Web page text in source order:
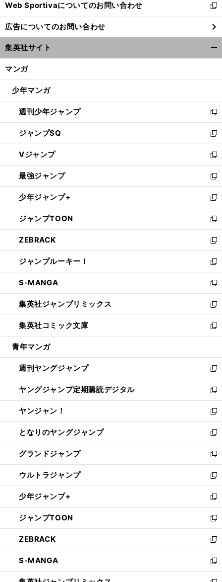
く
Web Sportivaについてのお問い合わせ
新
し
い
ウ
ィ
ン
ウ
開
く
広告についてのお問い合わせ
集英社サイト
マンガ
少年マンガ
週刊少年ジャンプ
新
し
い
ウ
ィ
ン
ド
ウ
で
開
く
ジャンプSQ
新
し
い
ウ
ィ
ン
ド
ウ
で
開
く
Vジャンプ
新
し
い
ウ
ィ
ン
ド
ウ
で
開
く
最強ジャンプ
新
し
い
ウ
ィ
ン
ド
ウ
で
開
く
少年ジャンプ+
新
し
い
ウ
ィ
ン
ド
ウ
で
開
く
ジャンプTOON
新
し
い
ウ
ィ
ン
ド
ウ
で
開
く
ZEBRACK
新
し
い
ウ
ィ
ン
ド
ウ
で
開
ジャンプルーキー！
新
し
い
ウ
ィ
ン
ド
ウ
開
く
S-MANGA
新
し
い
ウ
ィ
ン
ウ
で
開
く
集英社ジャンプリミックス
新
し
い
ウ
ン
ド
ウ
で
開
く
集英社コミック文庫
新
し
ウ
ィ
ン
ド
ウ
で
開
く
青年マンガ
週刊ヤングジャンプ
新
し
い
ウ
ィ
ン
ド
ウ
で
開
く
ヤングジャンプ定期購読デジタル
新
し
い
ウ
ィ
ン
ド
ウ
で
開
く
ヤンジャン！
新
し
い
ウ
ィ
ン
ド
ウ
で
開
く
となりのヤングジャンプ
新
し
い
ウ
ィ
ン
ド
ウ
で
開
く
グランドジャンプ
新
し
い
ウ
ィ
ン
ド
ウ
で
開
く
ウルトラジャンプ
新
し
い
ウ
ィ
ン
ド
ウ
で
開
少年ジャンプ+
新
し
い
ウ
ィ
ン
ド
ウ
ジャンプTOON
新
し
い
ウ
ィ
ン
ZEBRACK
新
し
い
ウ
S-MANGA
新
し